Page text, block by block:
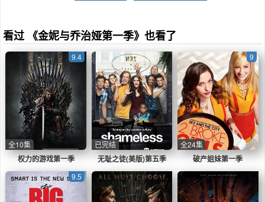
看过 《金妮与乔治娅第一季》也看了
权力的游戏第一季
9.4
全10集
无耻之徒(美版)第五季
已完结
破产姐妹第一季
9
全24集
9.5